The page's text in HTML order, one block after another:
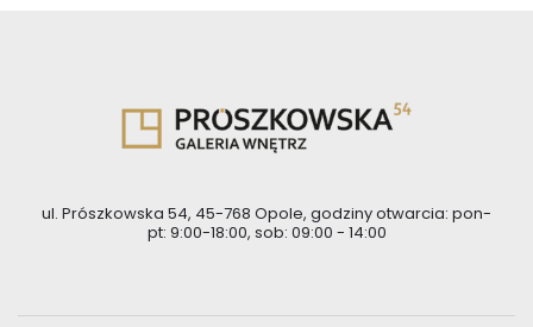
ul. Prószkowska 54, 45-768 Opole, godziny otwarcia: pon-
pt: 9:00-18:00, sob: 09:00 - 14:00